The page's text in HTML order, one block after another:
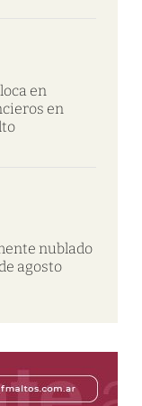
en
en
nublado
agosto